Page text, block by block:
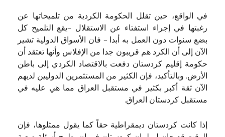
في الواقع، حين تقلل الحكومة الكردية من تلميحاتها عن
رغبتها في إجراء استفتاء عن الاستقلال –يقع التلميح كل
بضع سنوات دون العمل به أبدا – فان الأسواق الدولية تشير
الآن إلى أن الكرد هم قريبون جدا من الإفلاس وأنها تعتقد أن
حكومة إقليم كردستان دفعت بالاقتصاد الكردي إلى باطن
الأرض. وبالتأكيد، فإن الكثير من المستثمرين الدوليين لديهم
الآن ثقة أكبر بكثير في مستقبل العراق مما هي عليه في
مستقبل كردستان العراق.
إذا كانت كردستان ديمقراطية حقاً كما يقول ممثلوها، فإن